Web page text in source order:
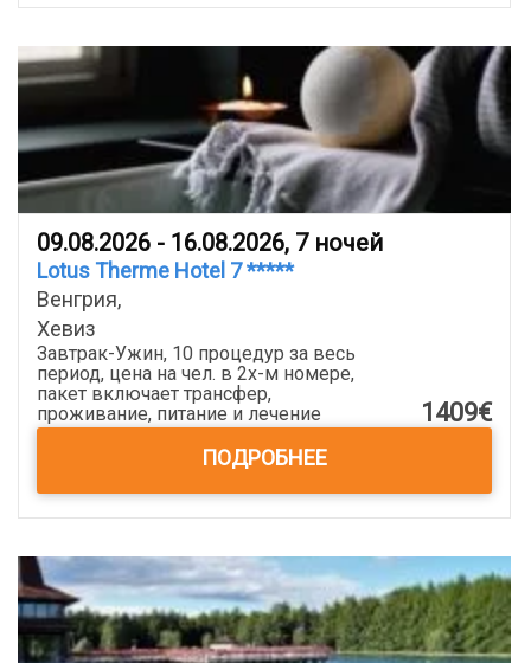
09.08.2026 - 16.08.2026, 7 ночей
Lotus Therme Hotel 7 *****
Венгрия,
Хевиз
Завтрак-Ужин, 10 процедур за весь
период, цена на чел. в 2x-м номере,
пакет включает трансфер,
проживание, питание и лечение
1409€
ПОДРОБНЕЕ